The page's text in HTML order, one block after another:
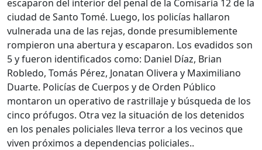
escaparon del interior del penal de la Comisaría 12 de la
ciudad de Santo Tomé. Luego, los policías hallaron
vulnerada una de las rejas, donde presumiblemente
rompieron una abertura y escaparon. Los evadidos son
5 y fueron identificados como: Daniel Díaz, Brian
Robledo, Tomás Pérez, Jonatan Olivera y Maximiliano
Duarte. Policías de Cuerpos y de Orden Público
montaron un operativo de rastrillaje y búsqueda de los
cinco prófugos. Otra vez la situación de los detenidos
en los penales policiales lleva terror a los vecinos que
viven próximos a dependencias policiales..